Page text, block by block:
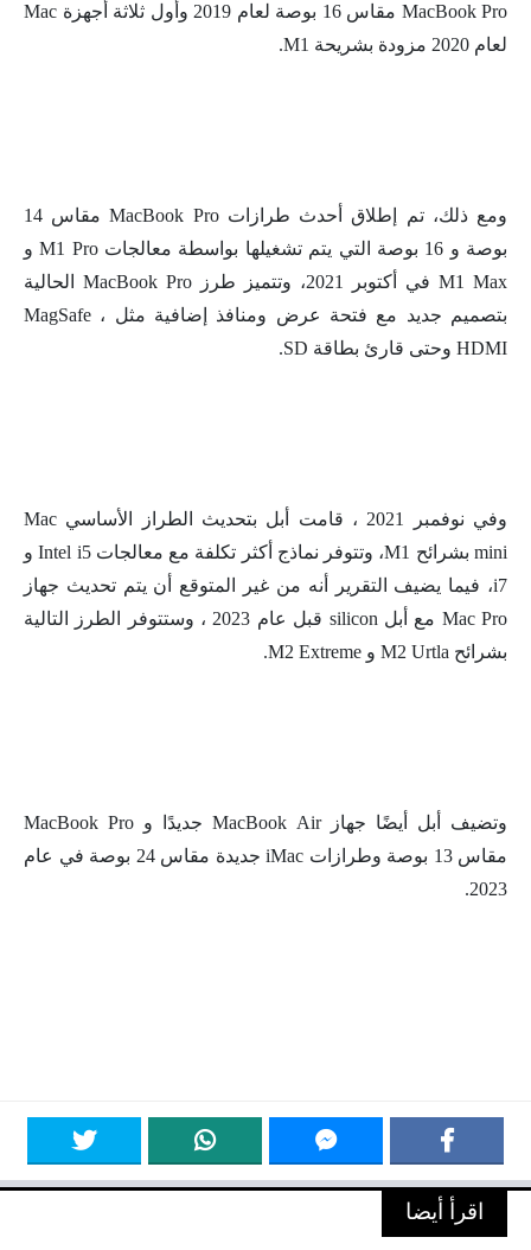
MacBook Pro مقاس 16 بوصة لعام 2019 وأول ثلاثة أجهزة Mac
لعام 2020 مزودة بشريحة M1.
ومع ذلك، تم إطلاق أحدث طرازات MacBook Pro مقاس 14
بوصة و 16 بوصة التي يتم تشغيلها بواسطة معالجات M1 Pro و
M1 Max في أكتوبر 2021، وتتميز طرز MacBook Pro الحالية
بتصميم جديد مع فتحة عرض ومنافذ إضافية مثل MagSafe ،
HDMI وحتى قارئ بطاقة SD.
وفي نوفمبر 2021 ، قامت أبل بتحديث الطراز الأساسي Mac
mini بشرائح M1، وتتوفر نماذج أكثر تكلفة مع معالجات Intel i5 و
i7، فيما يضيف التقرير أنه من غير المتوقع أن يتم تحديث جهاز
Mac Pro مع أبل silicon قبل عام 2023 ، وستتوفر الطرز التالية
بشرائح M2 Urtla و M2 Extreme.
وتضيف أبل أيضًا جهاز MacBook Air جديدًا و MacBook Pro
مقاس 13 بوصة وطرازات iMac جديدة مقاس 24 بوصة في عام
2023.
اقرأ أيضا